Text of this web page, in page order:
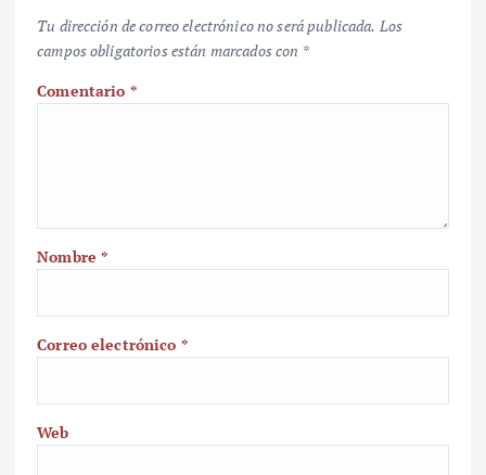
Tu dirección de correo electrónico no será publicada. Los
campos obligatorios están marcados con *
Comentario *
Nombre*
Correo electrónico *
Web